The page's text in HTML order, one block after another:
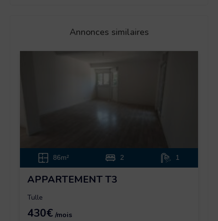
Annonces similaires
86m² 2 1
APPARTEMENT T3
Tulle
430€ /mois